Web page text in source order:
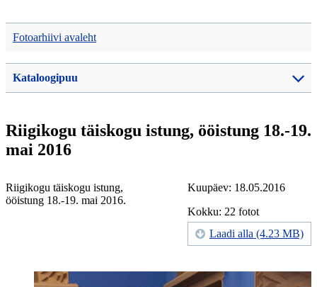
Fotoarhiivi avaleht
Kataloogipuu
Riigikogu täiskogu istung, ööistung 18.-19.
mai 2016
Kuupäev: 18.05.2016
Kokku: 22 fotot
Laadi alla (4.23 MB)
Riigikogu täiskogu istung,
ööistung 18.-19. mai 2016.